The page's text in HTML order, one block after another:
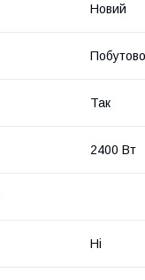
Новий
Так
2400 Вт
Ні